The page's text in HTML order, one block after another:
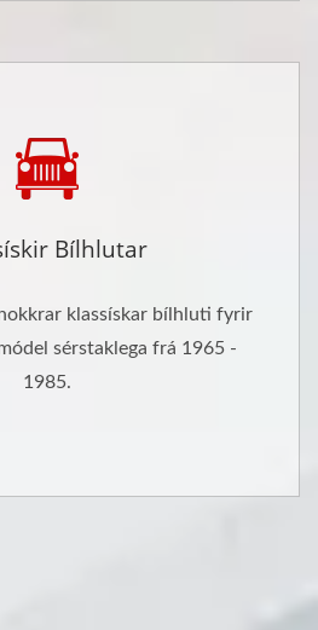
Bílhlutar
klassískar bílhluti fyrir
sérstaklega frá 1965 -
1985.